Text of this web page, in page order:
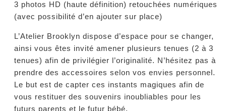
3 photos HD (haute définition) retouchées numériques
(avec possibilité d’en ajouter sur place)
L’Atelier Brooklyn dispose d’espace pour se changer,
ainsi vous êtes invité amener plusieurs tenues (2 à 3
tenues) afin de privilégier l’originalité. N’hésitez pas à
prendre des accessoires selon vos envies personnel.
Le but est de capter ces instants magiques afin de
vous restituer des souvenirs inoubliables pour les
futurs parents et le futur bébé.